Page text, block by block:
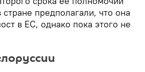
предполагали, что она
в ЕС, однако пока этого не